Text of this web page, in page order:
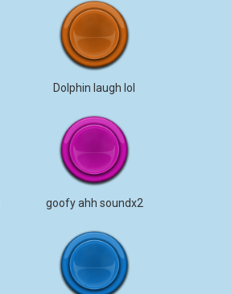
Dolphin laugh lol
goofy ahh soundx2